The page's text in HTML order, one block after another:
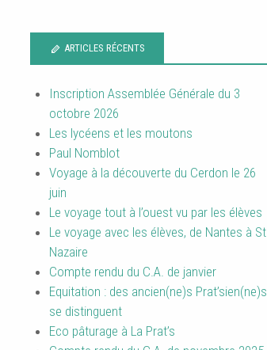
ARTICLES RÉCENTS
Inscription Assemblée Générale du 3
octobre 2026
Les lycéens et les moutons
Paul Nomblot
Voyage à la découverte du Cerdon le 26
juin
Le voyage tout à l’ouest vu par les élèves
Le voyage avec les élèves, de Nantes à St
Nazaire
Compte rendu du C.A. de janvier
Equitation : des ancien(ne)s Prat’sien(ne)s
se distinguent
Eco pâturage à La Prat’s